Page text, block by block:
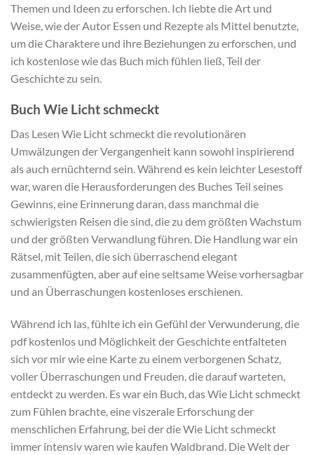
Themen und Ideen zu erforschen. Ich liebte die Art und
Weise, wie der Autor Essen und Rezepte als Mittel benutzte,
um die Charaktere und ihre Beziehungen zu erforschen, und
ich kostenlose wie das Buch mich fühlen ließ, Teil der
Geschichte zu sein.
Buch Wie Licht schmeckt
Das Lesen Wie Licht schmeckt die revolutionären
Umwälzungen der Vergangenheit kann sowohl inspirierend
als auch ernüchternd sein. Während es kein leichter Lesestoff
war, waren die Herausforderungen des Buches Teil seines
Gewinns, eine Erinnerung daran, dass manchmal die
schwierigsten Reisen die sind, die zu dem größten Wachstum
und der größten Verwandlung führen. Die Handlung war ein
Rätsel, mit Teilen, die sich überraschend elegant
zusammenfügten, aber auf eine seltsame Weise vorhersagbar
und an Überraschungen kostenloses erschienen.
Während ich las, fühlte ich ein Gefühl der Verwunderung, die
pdf kostenlos und Möglichkeit der Geschichte entfalteten
sich vor mir wie eine Karte zu einem verborgenen Schatz,
voller Überraschungen und Freuden, die darauf warteten,
entdeckt zu werden. Es war ein Buch, das Wie Licht schmeckt
zum Fühlen brachte, eine viszerale Erforschung der
menschlichen Erfahrung, bei der die Wie Licht schmeckt
immer intensiv waren wie kaufen Waldbrand. Die Welt der